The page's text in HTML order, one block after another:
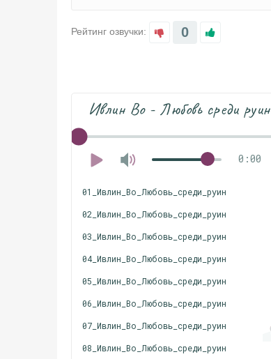
Рейтинг озвучки: 0
Ивлин Во - Любовь среди руин
0:00
01_Ивлин_Во_Любовь_среди_руин
02_Ивлин_Во_Любовь_среди_руин
03_Ивлин_Во_Любовь_среди_руин
04_Ивлин_Во_Любовь_среди_руин
05_Ивлин_Во_Любовь_среди_руин
06_Ивлин_Во_Любовь_среди_руин
07_Ивлин_Во_Любовь_среди_руин
08_Ивлин_Во_Любовь_среди_руин